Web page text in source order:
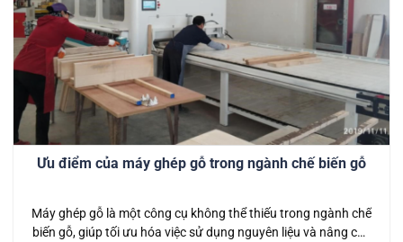
Ưu điểm của máy ghép gỗ trong ngành chế biến gỗ
Máy ghép gỗ là một công cụ không thể thiếu trong ngành chế
biến gỗ, giúp tối ưu hóa việc sử dụng nguyên liệu và nâng cao